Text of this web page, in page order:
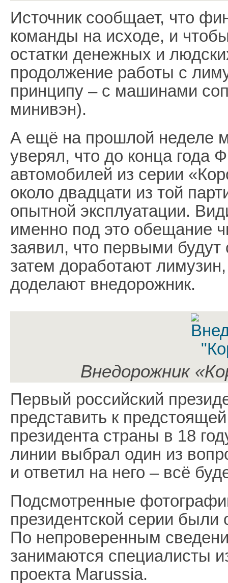
Источник сообщает, что
команды на исходе, и
остатки денежных и
продолжение работы с
принципу – с машинами
минивэн).
А ещё на прошлой неделе
уверял, что до конца года
автомобилей из серии
около двадцати из той
опытной эксплуатации.
именно под это обещание
заявил, что первыми
затем доработают
доделают внедорожник.
Внедорожник
Первый российский
представить к
президента страны в 18
линии выбрал один из
и ответил на него – всё
Подсмотренные
президентской серии
По непроверенным
занимаются специалисты
проекта Marussia.